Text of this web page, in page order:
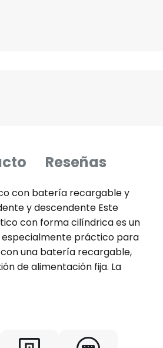
Reseñas
con batería recargable y
y descendente Este
con forma cilíndrica es un
práctico para
con una batería recargable,
de alimentación fija. La
al sensor crepuscular y de
distancia máxima de 5
manual mediante un